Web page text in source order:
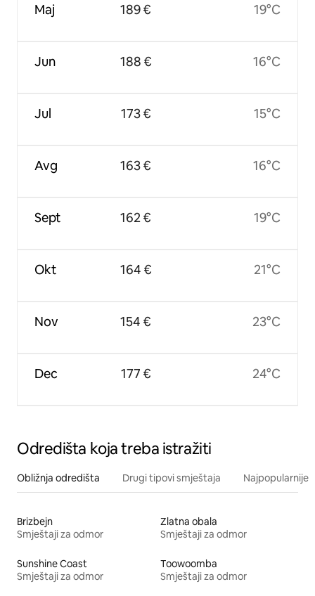
Maj
Jun
Jul
Avg
Sept
Okt
Nov
Dec
189 €
188 €
173 €
163 €
162 €
164 €
154 €
177 €
19°C
16°C
15°C
16°C
19°C
21°C
23°C
24°C
Odredišta koja treba istražiti
Obližnja odredišta Drugi tipovi smještaja Najpopularnije
Brizbejn
Smještaji za odmor
Zlatna obala
Smještaji za odmor
Sunshine Coast
Smještaji za odmor
Toowoomba
Smještaji za odmor